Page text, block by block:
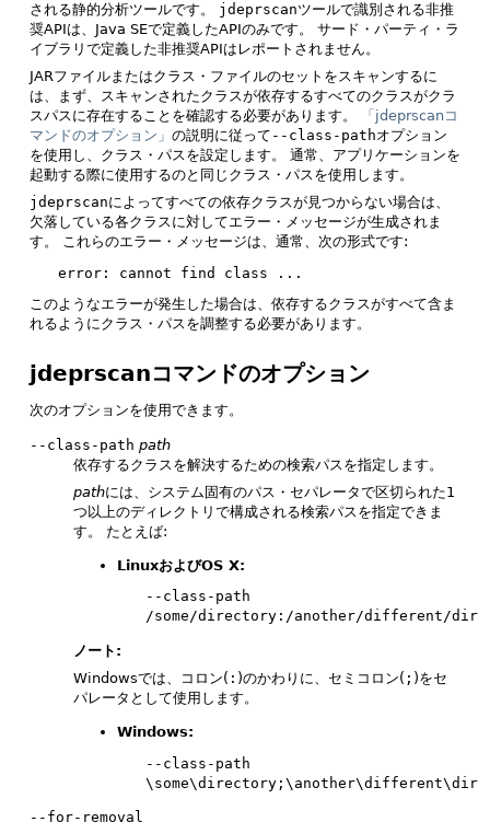
される静的分析ツールです。
jdeprscanツールで識別される非推
奨APIは、Java SEで定義したAPIのみです。
サード・パーティ・ラ
イブラリで定義した非推奨APIはレポートされません。
JARファイルまたはクラス・ファイルのセットをスキャンするに
は、まず、スキャンされたクラスが依存するすべてのクラスがクラ
スパスに存在することを確認する必要があります。
「jdeprscanコ
マンドのオプション」 の説明に従って --class-pathオプション
を使用し、クラス・パスを設定します。
通常、アプリケーションを
起動する際に使用するのと同じクラス・パスを使用します。
jdeprscanによってすべての依存クラスが見つからない場合は、
欠落している各クラスに対してエラー・メッセージが生成されま
す。
これらのエラー・メッセージは、通常、次の形式です:
error: cannot find class ...
このようなエラーが発生した場合は、依存するクラスがすべて含ま
れるようにクラス・パスを調整する必要があります。
jdeprscanコマンドのオプション
次のオプションを使用できます。
--class-path path
依存するクラスを解決するための検索パスを指定します。
pathには、システム固有のパス・セパレータで区切られた1
つ以上のディレクトリで構成される検索パスを指定できま
す。
たとえば:
LinuxおよびOS X:
--class-path
/some/directory:/another/different/dir
ノート:
Windowsでは、コロン( : )のかわりに、セミコロン( ; )をセ
パレータとして使用します。
Windows:
--class-path
\some\directory;\another\different\dir
--for-removal